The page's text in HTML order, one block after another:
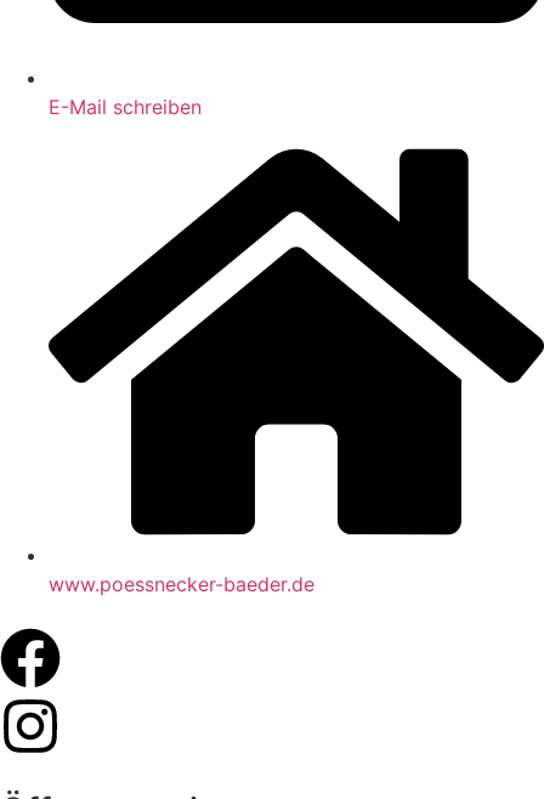
E-Mail schreiben
www.poessnecker-baeder.de